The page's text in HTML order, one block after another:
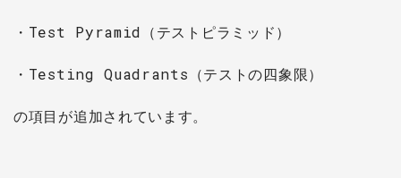
・Test Pyramid（テストピラミッド）
・Testing Quadrants（テストの四象限）
の項目が追加されています。